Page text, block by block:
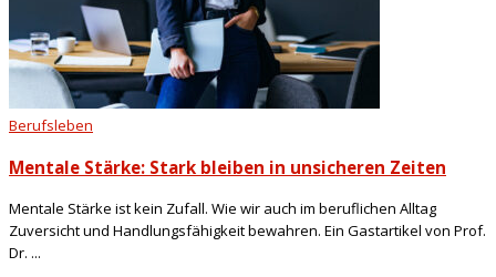
Berufsleben
Mentale Stärke: Stark bleiben in unsicheren Zeiten
Mentale Stärke ist kein Zufall. Wie wir auch im beruflichen Alltag
Zuversicht und Handlungsfähigkeit bewahren. Ein Gastartikel von Prof.
Dr. ...